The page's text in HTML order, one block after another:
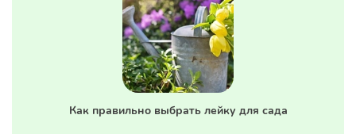
Как правильно выбрать лейку для сада